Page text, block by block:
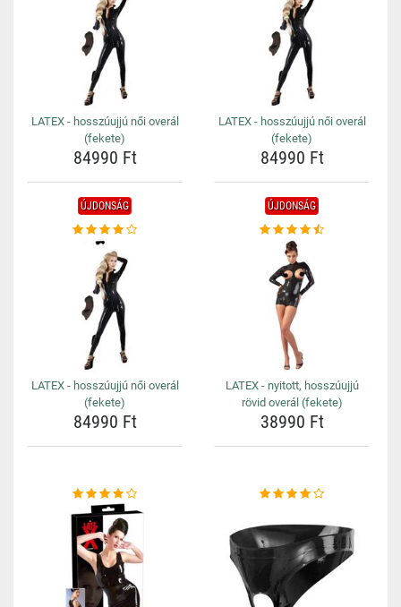
LATEX - hosszúujjú női overál
(fekete)
84990 Ft
LATEX - hosszúujjú női overál
(fekete)
84990 Ft
ÚJDONSÁG
LATEX - hosszúujjú női overál
(fekete)
84990 Ft
ÚJDONSÁG
LATEX - nyitott, hosszúujjú
rövid overál (fekete)
38990 Ft